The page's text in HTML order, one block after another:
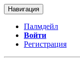
Навигация
Палмдейл
Войти
Регистрация